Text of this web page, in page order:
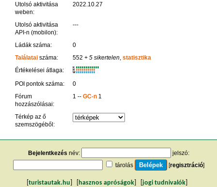
Utolsó aktivitása
weben:
2022.10.27
Utolsó aktivitása
API-n (mobilon):
---
Ládák száma:
0
Találataiszáma: 552 + 5 sikertelen, statisztika
Értékelései átlaga:
K
R
W
POI pontok száma:
0
Fórum
hozzászólásai:
1 -- GC-n1
Térkép az ő
szemszögéből:
Bejelentkezés név:
jelszó:
tárolás
[regisztráció]
turistautak.hu hasznos apróságok jogi tudnivalók